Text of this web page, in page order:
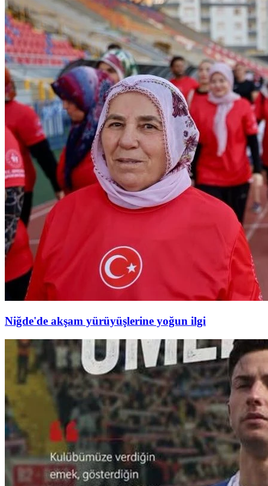
Niğde'de akşam yürüyüşlerine yoğun ilgi